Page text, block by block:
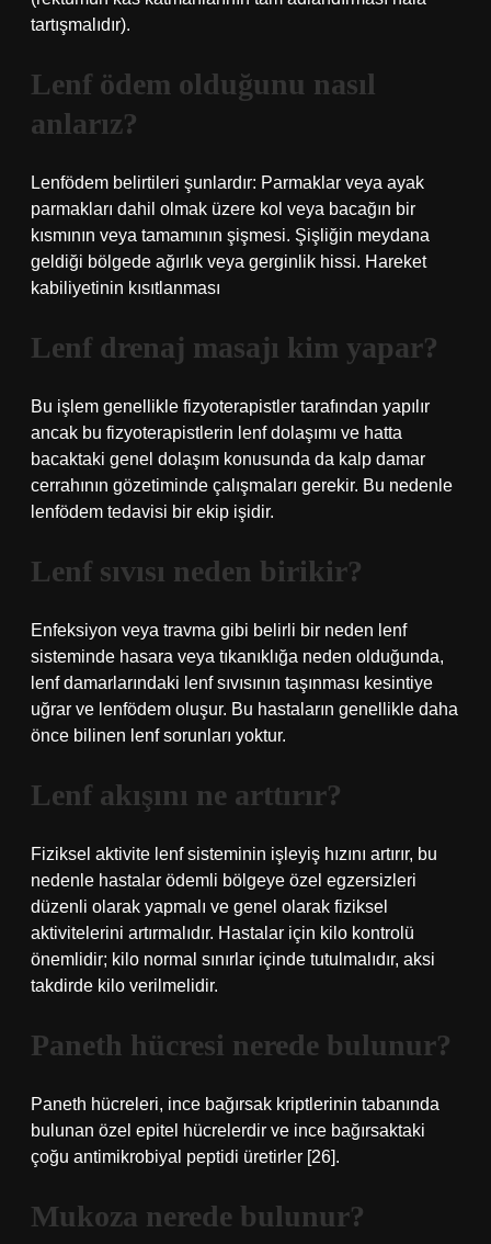
tartışmalıdır).
Lenf ödem olduğunu nasıl
anlarız?
Lenfödem belirtileri şunlardır: Parmaklar veya ayak
parmakları dahil olmak üzere kol veya bacağın bir
kısmının veya tamamının şişmesi. Şişliğin meydana
geldiği bölgede ağırlık veya gerginlik hissi. Hareket
kabiliyetinin kısıtlanması
Lenf drenaj masajı kim yapar?
Bu işlem genellikle fizyoterapistler tarafından yapılır
ancak bu fizyoterapistlerin lenf dolaşımı ve hatta
bacaktaki genel dolaşım konusunda da kalp damar
cerrahının gözetiminde çalışmaları gerekir. Bu nedenle
lenfödem tedavisi bir ekip işidir.
Lenf sıvısı neden birikir?
Enfeksiyon veya travma gibi belirli bir neden lenf
sisteminde hasara veya tıkanıklığa neden olduğunda,
lenf damarlarındaki lenf sıvısının taşınması kesintiye
uğrar ve lenfödem oluşur. Bu hastaların genellikle daha
önce bilinen lenf sorunları yoktur.
Lenf akışını ne arttırır?
Fiziksel aktivite lenf sisteminin işleyiş hızını artırır, bu
nedenle hastalar ödemli bölgeye özel egzersizleri
düzenli olarak yapmalı ve genel olarak fiziksel
aktivitelerini artırmalıdır. Hastalar için kilo kontrolü
önemlidir; kilo normal sınırlar içinde tutulmalıdır, aksi
takdirde kilo verilmelidir.
Paneth hücresi nerede bulunur?
Paneth hücreleri, ince bağırsak kriptlerinin tabanında
bulunan özel epitel hücrelerdir ve ince bağırsaktaki
çoğu antimikrobiyal peptidi üretirler [26].
Mukoza nerede bulunur?